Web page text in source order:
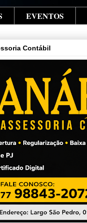
EVENTOS
Contábil